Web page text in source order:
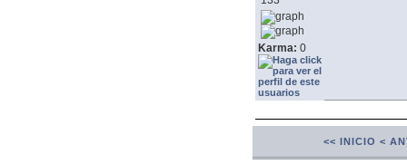
Karma: 0
<< INICIO <